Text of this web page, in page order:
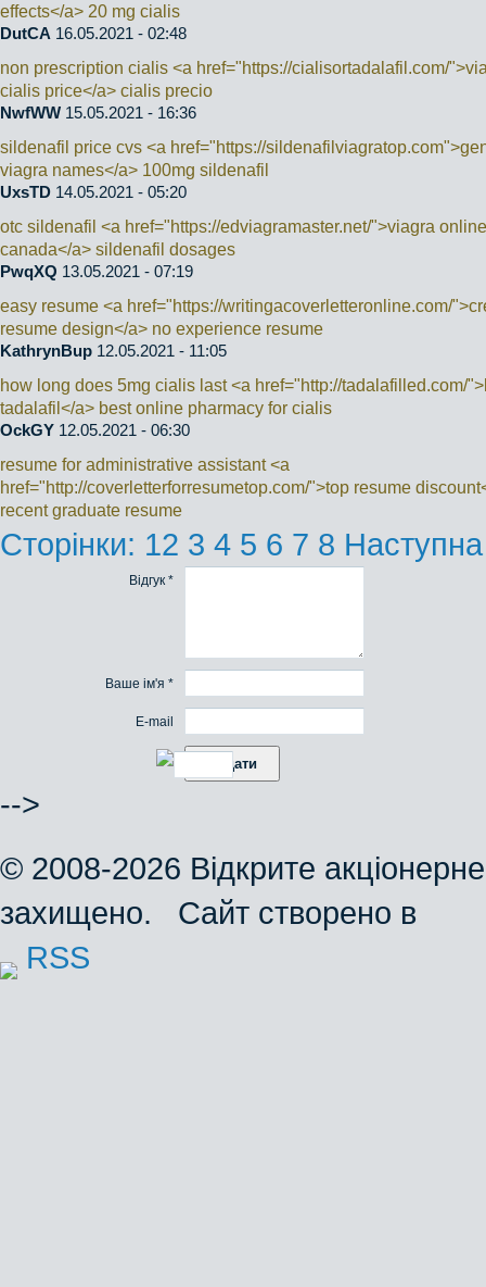
effects</a> 20 mg cialis
DutCA 16.05.2021 - 02:48
non prescription cialis <a href="https://cialisortadalafil.com/
cialis price</a> cialis precio
NwfWW 15.05.2021 - 16:36
sildenafil price cvs <a href="https://
viagra names</a> 100mg sildenafil
UxsTD 14.05.2021 - 05:20
otc sildenafil <a href="https://edviagramaster.net/">viagra online
canada</a> sildenafil dosages
PwqXQ 13.05.2021 - 07:19
easy resume <a href="https://writingacoverletteronline.com/
resume design</a> no experience resume
KathrynBup 12.05.2021 - 11:05
how long does 5mg cialis last <a href="http://tadalafilled.com/
tadalafil</a> best online pharmacy for cialis
OckGY 12.05.2021 - 06:30
resume for administrative assistant <a
href="http://coverletterforresumetop.com/">top resume
recent graduate resume
Сторінки: 12 3 4 5 6 7 8
Відгук *
Ваше ім'я *
E-mail
-->
© 2008-2026 Відкрите
захищено. Сайт створено в
RSS